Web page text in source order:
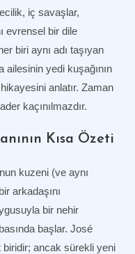
iç savaşlar,
evrensel bir dile
biri aynı adı taşıyan
yedi kuşağının
anlatır. Zaman
kaçınılmazdır.
Kısa Özeti
kuzeni (ve aynı
arkadaşını
bir nehir
başlar. José
biridir; ancak sürekli yeni